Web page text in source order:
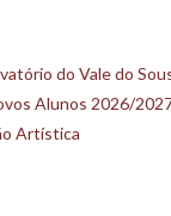
do Vale do
Alunos 2026/
Artística